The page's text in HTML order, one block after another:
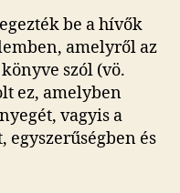
be a hívők
amelyről az
szól (vö.
ez, amelyben
vagyis a
egyszerűségben és